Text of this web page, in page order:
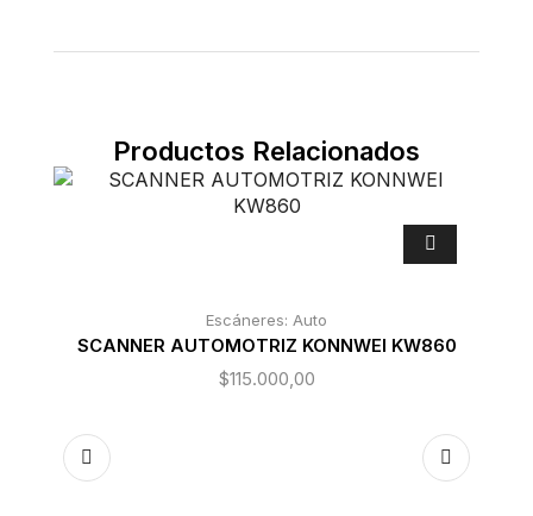
Productos Relacionados
Escáneres: Auto
SCANNER AUTOMOTRIZ KONNWEI KW860
$115.000,00